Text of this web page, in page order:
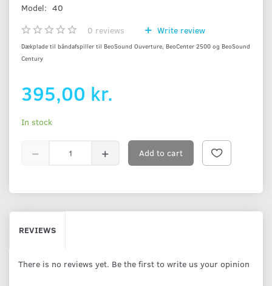
Model: 40
0 reviews Write review
Dækplade til båndafspiller til BeoSound Ouverture, BeoCenter 2500 og BeoSound
Century
395,00 kr.
In stock
Add to cart
REVIEWS
There is no reviews yet. Be the first to write us your opinion